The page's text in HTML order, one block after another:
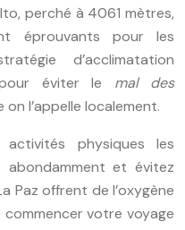
perché à 4061 mètres,
éprouvants pour les
d’acclimatation
éviter le mal des
on l’appelle localement.
physiques les
abondamment et évitez
Paz offrent de l’oxygène
commencer votre voyage